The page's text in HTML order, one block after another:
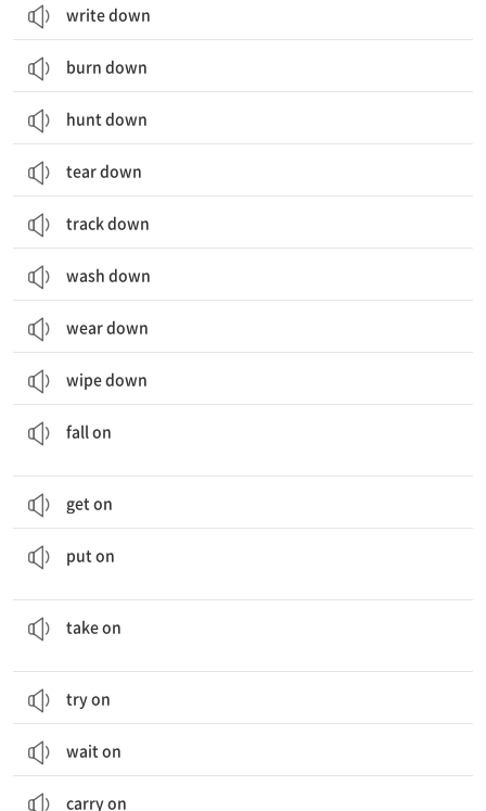
write down
burn down
hunt down
tear down
track down
wash down
wear down
wipe down
fall on
get on
put on
take on
try on
wait on
carry on